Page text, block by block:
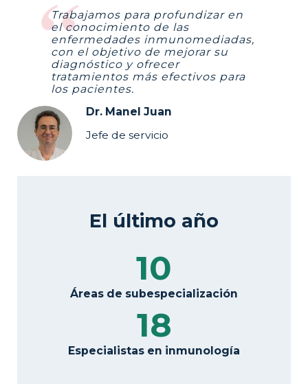
Trabajamos para profundizar en
el conocimiento de las
enfermedades inmunomediadas,
con el objetivo de mejorar su
diagnóstico y ofrecer
tratamientos más efectivos para
los pacientes.
Dr. Manel Juan
Jefe de servicio
El último año
10
Áreas de subespecialización
18
Especialistas en inmunología